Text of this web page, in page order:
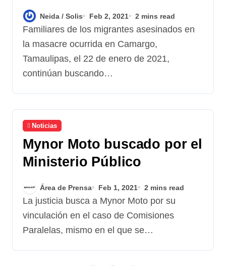
masacre en Tamaulipas
Neida / Solis Feb 2, 2021 2 mins read
Familiares de los migrantes asesinados en
la masacre ocurrida en Camargo,
Tamaulipas, el 22 de enero de 2021,
continúan buscando…
Noticias
Mynor Moto buscado por el
Ministerio Público
Área de Prensa Feb 1, 2021 2 mins read
La justicia busca a Mynor Moto por su
vinculación en el caso de Comisiones
Paralelas, mismo en el que se…